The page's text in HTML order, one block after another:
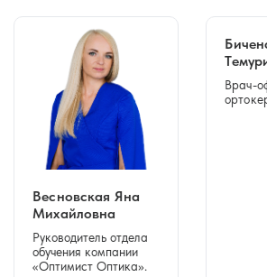
Весновская Яна
Михайловна
Руководитель отдела
обучения компании
«Оптимист Оптика».
Врач-